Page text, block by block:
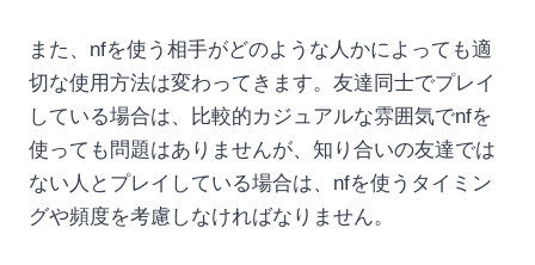
また、nfを使う相手がどのような人かによっても適
切な使用方法は変わってきます。友達同士でプレイ
している場合は、比較的カジュアルな雰囲気でnfを
使っても問題はありませんが、知り合いの友達では
ない人とプレイしている場合は、nfを使うタイミン
グや頻度を考慮しなければなりません。